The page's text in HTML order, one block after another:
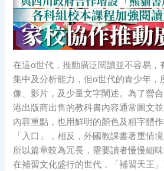
在這α世代，推動廣泛閱讀並不容易，
集中及分析能力，但α世代的青少年，
像、影片，及少量文字闡述。為了營
港出版商出售的教科書內容通常圖文
內容重點，也用鮮明的顏色及粗字體
「入口」，相反，外國教課書著重情
所以篇章較為冗長，需要讀者慢慢細
在補習文化盛行的世代，「補習天王